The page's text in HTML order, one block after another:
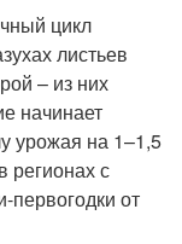
цикл
листьев
– из них
начинает
урожая на 1–1,5
регионах с
первогодки от